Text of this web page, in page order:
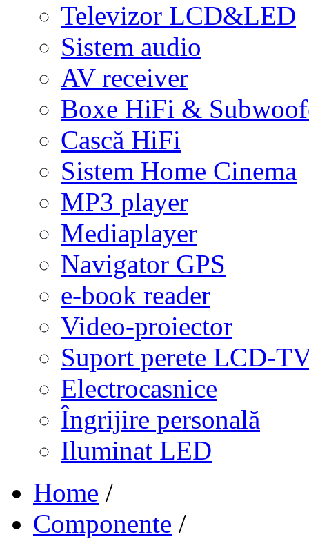
Televizor LCD&LED
Sistem audio
AV receiver
Boxe HiFi &
Cască HiFi
Sistem Home Cinema
MP3 player
Mediaplayer
Navigator GPS
e-book reader
Video-proiector
Suport perete LCD-
Electrocasnice
Îngrijire personală
Iluminat LED
Home /
Componente /